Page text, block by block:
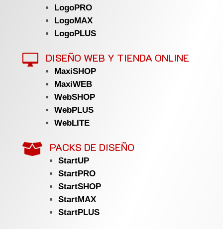
LogoPRO
LogoMAX
LogoPLUS
 DISEÑO WEB Y TIENDA ONLINE
MaxiSHOP
MaxiWEB
WebSHOP
WebPLUS
WebLITE
 PACKS DE DISEÑO
StartUP
StartPRO
StartSHOP
StartMAX
StartPLUS